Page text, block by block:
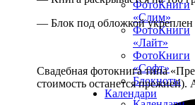
ФотоКниги
«Слим»
ФотоКниги
«Лайт»
ФотоКниги
«Софт»
Блокноты
Календари
— Блок под обложкой укреплен
Свадебная фотокнига типа
стоимость останется